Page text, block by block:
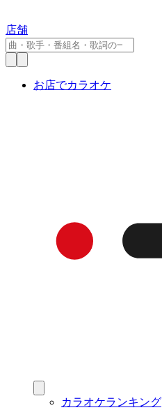
店舗
お店でカラオケ
カラオケランキング